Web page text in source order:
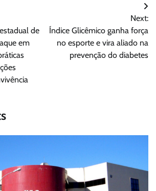
de
em
Next:
Índice Glicêmico ganha força
no esporte e vira aliado na
prevenção do diabetes